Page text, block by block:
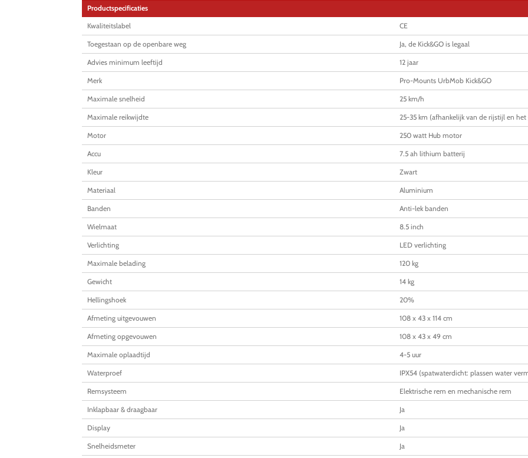
Productspecificaties
Kwaliteitslabel
CE
Toegestaan op de openbare weg Ja, de Kick&GO is legaal
Advies minimum leeftijd 12 jaar
Merk Pro-Mounts UrbMob Kick&GO
Maximale snelheid 25 km/h
Maximale reikwijdte 25-35 km (afhankelijk van de rijstijl en het
Motor 250 watt Hub motor
Accu 7.5 ah lithium batterij
Kleur Zwart
Materiaal Aluminium
Banden Anti-lek banden
Wielmaat 8.5 inch
Verlichting LED verlichting
Maximale belading 120 kg
Gewicht 14 kg
Hellingshoek 20%
Afmeting uitgevouwen 108 x 43 x 114 cm
Afmeting opgevouwen 108 x 43 x 49 cm
Maximale oplaadtijd 4-5 uur
Waterproef IPX54 (spatwaterdicht: plassen water
Remsysteem Elektrische rem en mechanische rem
Inklapbaar & draagbaar Ja
Display Ja
Snelheidsmeter Ja